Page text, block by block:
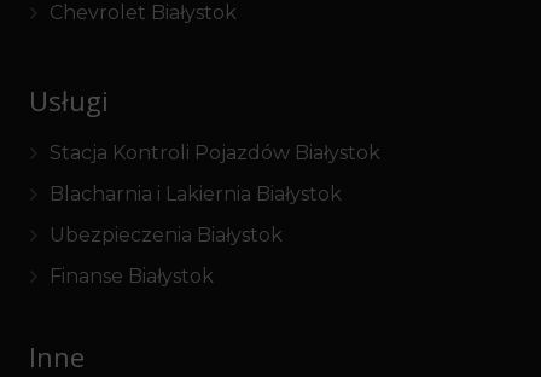
Chevrolet Białystok
Usługi
Stacja Kontroli Pojazdów Białystok
Blacharnia i Lakiernia Białystok
Ubezpieczenia Białystok
Finanse Białystok
Inne